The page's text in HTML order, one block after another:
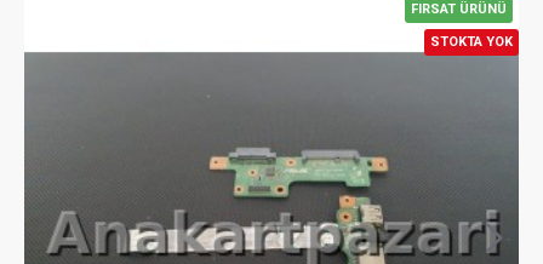
FIRSAT ÜRÜNÜ
STOKTA YOK